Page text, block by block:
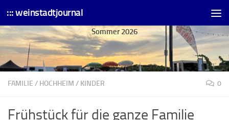
Skip to content
::: weinstadtjournal
Sommer 2026
FAMILIE / HOCHHEIM / KINDER 0
Frühstück für die ganze Familie